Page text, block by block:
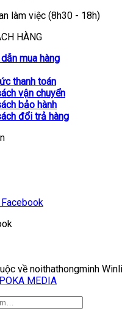
làm việc (8h30 - 18h)
HÀNG
mua hàng
thanh toán
vận chuyển
bảo hành
đổi trả hàng
về noithathongminh
POKA MEDIA